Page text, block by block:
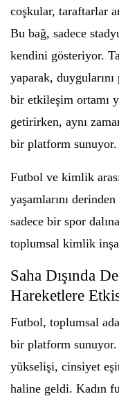
coşkular, taraftarlar
Bu bağ, sadece
kendini gösteriyor.
yaparak,
bir etkileşim ortamı
getirirken, aynı
bir platform sunuyor.
Futbol ve kimlik
yaşamlarını
sadece bir spor
toplumsal kimlik
Saha Dışında
Hareketlere
Futbol, toplumsal
bir platform
yükselişi, cinsiyet
haline geldi. Kadın